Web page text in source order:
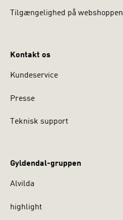
Tilgængelighed på webshoppen
Kontakt os
Kundeservice
Presse
Teknisk support
Gyldendal-gruppen
Alvilda
highlight